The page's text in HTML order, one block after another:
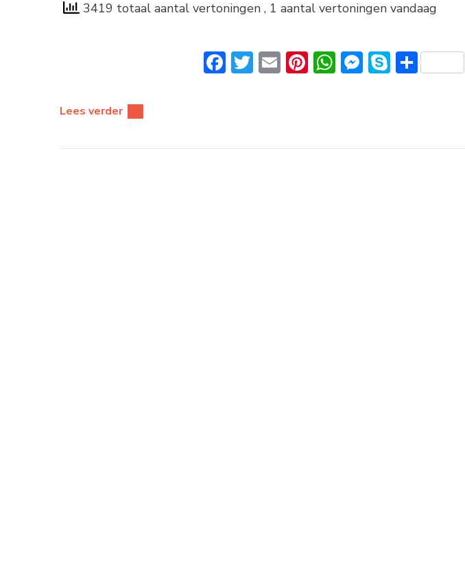
3419 totaal aantal vertoningen , 1 aantal vertoningen vandaag
Facebook
Twitter
EmailPinterest
WhatsApp
Messenger
Skype
Delen
Lees verder